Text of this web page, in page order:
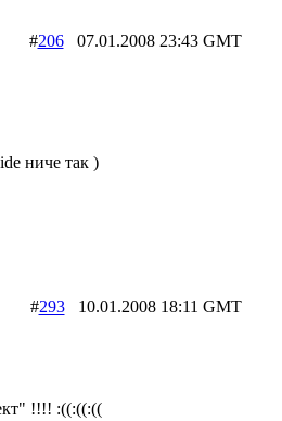
#20607.01.2008 23:43 GMT
ниче так )
#29310.01.2008 18:11 GMT
!!!! :((:((:((